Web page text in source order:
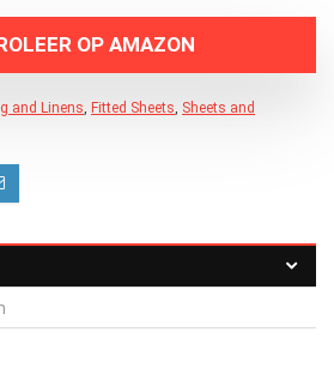
OP AMAZON
and Linens Fitted Sheets Sheets and